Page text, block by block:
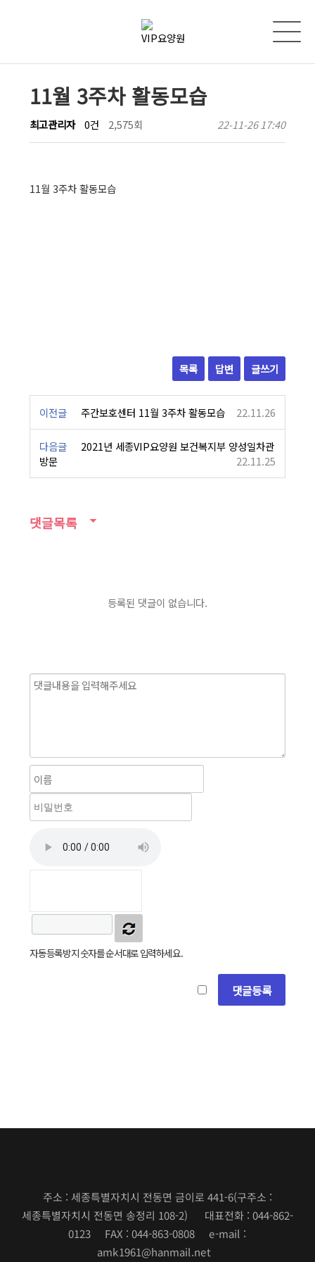
11월 3주차 활동모습
최고관리자 0건 2,575회 22-11-26 17:40
11월 3주차 활동모습
목록 답변 글쓰기
이전글 주간보호센터 11월 3주차 활동모습 22.11.26
다음글
2021년 세종VIP요양원 보건복지부 양성일차관
방문
22.11.25
댓글목록
등록된 댓글이 없습니다.
자동등록방지 숫자를 순서대로 입력하세요.
주소 : 세종특별자치시 전동면 금이로 441-6(구주소 :
세종특별자치시 전동면 송정리 108-2) 대표전화 : 044-862-
0123 FAX : 044-863-0808 e-mail :
amk1961@hanmail.net